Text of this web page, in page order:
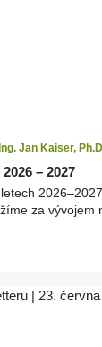
Ing. Jan Kaiser,
– 2027
za vývojem